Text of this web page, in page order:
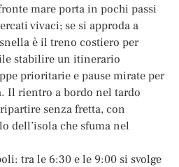
mare porta in pochi passi
vivaci; se si approda a
è il treno costiero per
stabilire un itinerario
prioritarie e pause mirate per
Il rientro a bordo nel tardo
senza fretta, con
dell’isola che sfuma nel
tra le 6:30 e le 9:00 si svolge